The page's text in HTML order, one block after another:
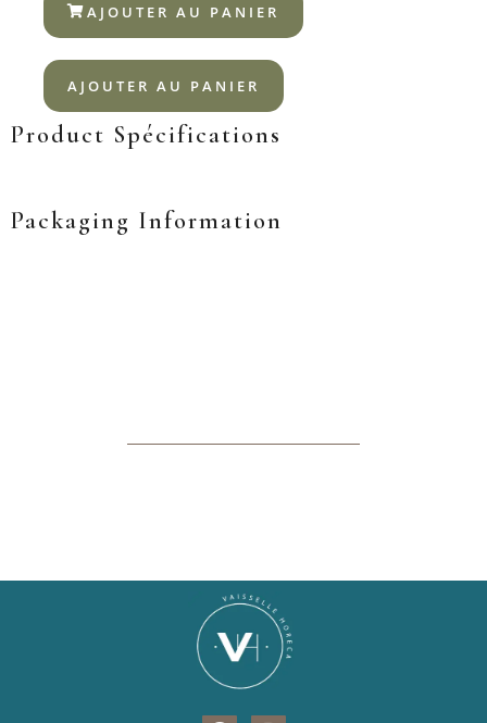
AJOUTER AU PANIER
AJOUTER AU PANIER
Product Spécifications
Packaging Information